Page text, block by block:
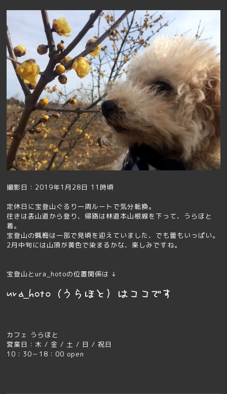
撮影日：2019年1月28日 11時頃
定休日に宝登山ぐるり一周ルートで気分転換。
往きは表山道から登り、帰路は林道本山根線を下って、うらほと
着。
宝登山の蝋梅は一部で見頃を迎えていました、でも蕾もいっぱい。
2月中旬には山頂が黄色で染まるかな、楽しみですね。
宝登山とura_hotoの位置関係は ↓
カフェ うらほと
営業日：木 / 金 / 土 / 日 / 祝日
10：30－18：00 open